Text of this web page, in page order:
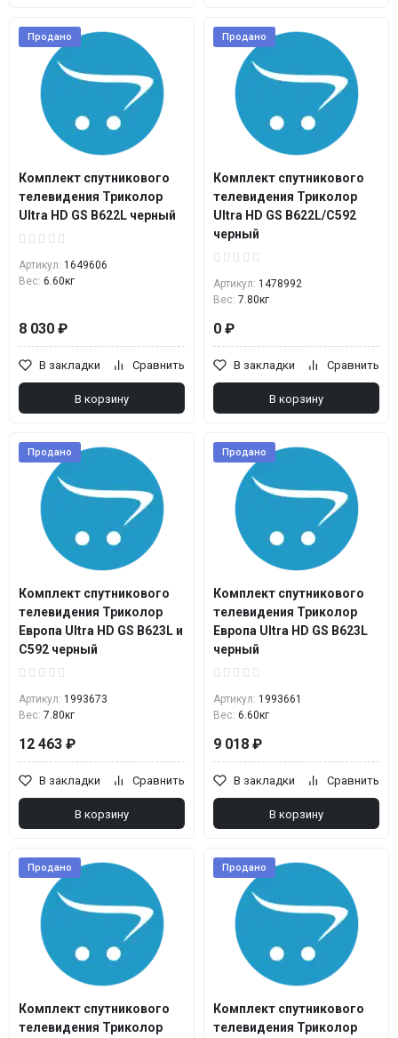
Продано
Комплект спутникового
телевидения Триколор
Ultra HD GS B622L черный
Артикул: 1649606
Вес: 6.60кг
8 030 ₽
В закладки Сравнить
В корзину
Продано
Комплект спутникового
телевидения Триколор
Ultra HD GS B622L/С592
черный
Артикул: 1478992
Вес: 7.80кг
0 ₽
В закладки Сравнить
В корзину
Продано
Комплект спутникового
телевидения Триколор
Европа Ultra HD GS B623L и
С592 черный
Артикул: 1993673
Вес: 7.80кг
12 463 ₽
В закладки Сравнить
В корзину
Продано
Комплект спутникового
телевидения Триколор
Европа Ultra HD GS B623L
черный
Артикул: 1993661
Вес: 6.60кг
9 018 ₽
В закладки Сравнить
В корзину
Продано
Комплект спутникового
телевидения Триколор
Продано
Комплект спутникового
телевидения Триколор